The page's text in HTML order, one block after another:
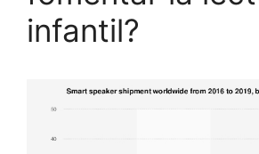
infantil?